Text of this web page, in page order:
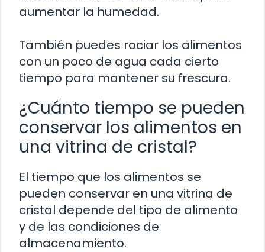
aumentar la humedad.
También puedes rociar los alimentos
con un poco de agua cada cierto
tiempo para mantener su frescura.
¿Cuánto tiempo se pueden
conservar los alimentos en
una vitrina de cristal?
El tiempo que los alimentos se
pueden conservar en una vitrina de
cristal depende del tipo de alimento
y de las condiciones de
almacenamiento.